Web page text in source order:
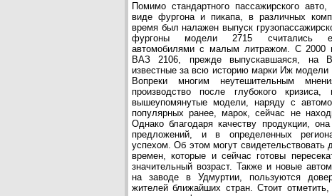
Помимо стандартного пассажирского
виде фургона и пикапа, в различных
время был налажен выпуск
фургоны модели 2715 считались
автомобилями с малым литражом. С 2000
ВАЗ 2106, прежде выпускавшаяся, на
известные за всю историю марки Иж
Вопреки многим неутешительным
производство после глубокого
вышеупомянутые модели, наряду с
популярных ранее, марок, сейчас не
Однако благодаря качеству продукции,
предложений, и в определенных
успехом. Об этом могут
времен, которые и сейчас готовы
значительный возраст. Также и новые
на заводе в Удмуртии, пользуются
жителей ближайших стран. Стоит